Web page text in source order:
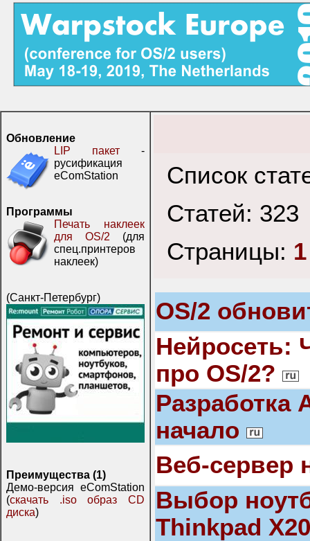
Обновление
LIP пакет -
русификация
eComStation
Программы
Печать наклеек
для OS/2 (для
спец.принтеров
наклеек)
(Санкт-Петербург)
Преимущества (1)
Демо-версия eComStation
(скачать .iso образ CD
диска)
Список
Статей: 323
Страницы: 1
OS/2
Нейросеть:
про OS/2?
Разработка
начало
Веб-сервер
Выбор
Thinkpad